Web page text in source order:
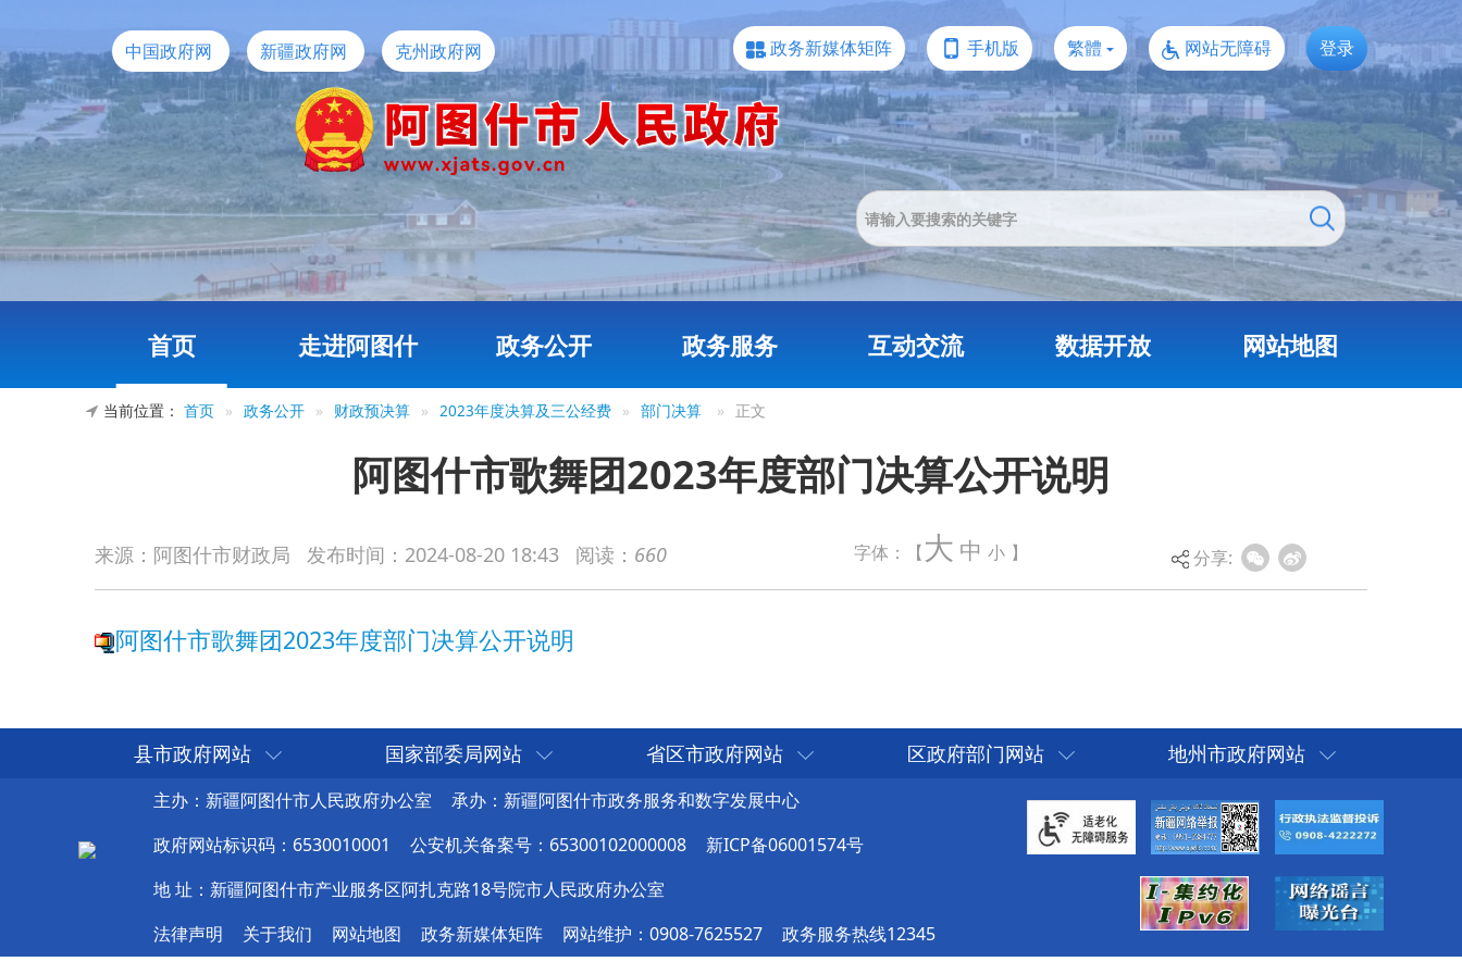
中国政府网 新疆政府网 克州政府网 政务新媒体矩阵 手机版 繁體 网站无障碍 登录
首页 走进阿图什 政务公开 政务服务 互动交流 数据开放 网站地图
当前位置： 首页 » 政务公开 » 财政预决算 » 2023年度决算及三公经费 » 部门决算 » 正文
阿图什市歌舞团2023年度部门决算公开说明
来源：阿图什市财政局 发布时间： 2024-08-20 18:43 阅读： 660 字体：【大 中 小 】 分享:
县市政府网站 国家部委局网站 省区市政府网站 区政府部门网站 地州市政府网站
主办：新疆阿图什市人民政府办公室
承办：新疆阿图什市政务服务和数字发展中心
政府网站标识码：6530010001
公安机关备案号：65300102000008
新ICP备06001574号
地 址：新疆阿图什市产业服务区阿扎克路18号院市人民政府办公室
法律声明
关于我们 网站地图 政务新媒体矩阵 网站维护：0908-7625527 政务服务热线12345